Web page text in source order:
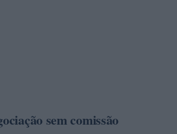
sem comissão